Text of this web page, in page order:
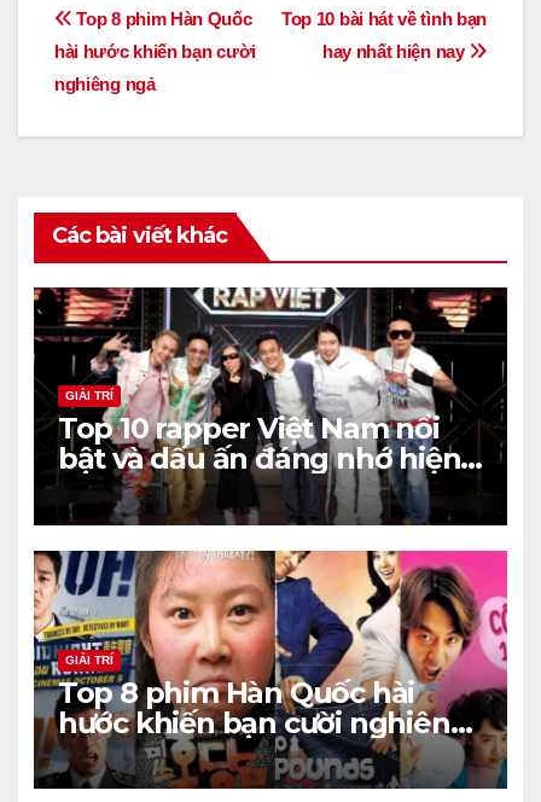
Điều
hướng
bài
Top 10 bài hát về tình bạn
hay nhất hiện nay
Top 8 phim Hàn Quốc
hài hước khiến bạn cười
nghiêng ngả
Các bài viết khác
GIẢI TRÍ
Top 10 rapper Việt Nam nổi
bật và dấu ấn đáng nhớ hiện
nay
GIẢI TRÍ
Top 8 phim Hàn Quốc hài
hước khiến bạn cười nghiêng
ngả